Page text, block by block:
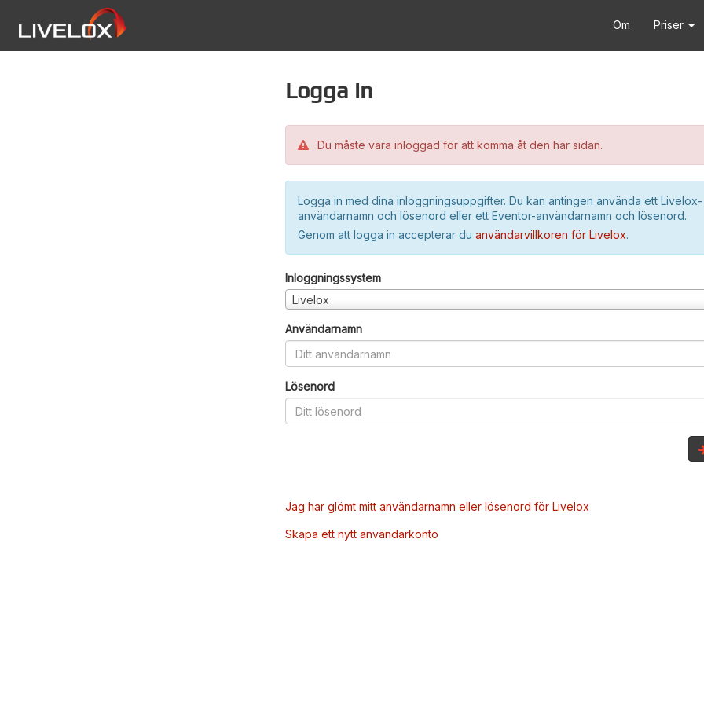
Om Priser
Logga in
Du måste vara inloggad för att komma åt den här sidan.
Logga in med dina inloggningsuppgifter. Du kan antingen använda ett Livelox-
användarnamn och lösenord eller ett Eventor-användarnamn och lösenord.
Genom att logga in accepterar du användarvillkoren för Livelox.
Inloggningssystem
Livelox
Användarnamn
Lösenord
Jag har glömt mitt användarnamn eller lösenord för Livelox
Skapa ett nytt användarkonto